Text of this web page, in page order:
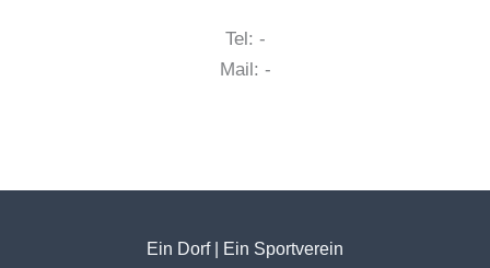
Tel: -
Mail: -
Ein Dorf | Ein Sportverein